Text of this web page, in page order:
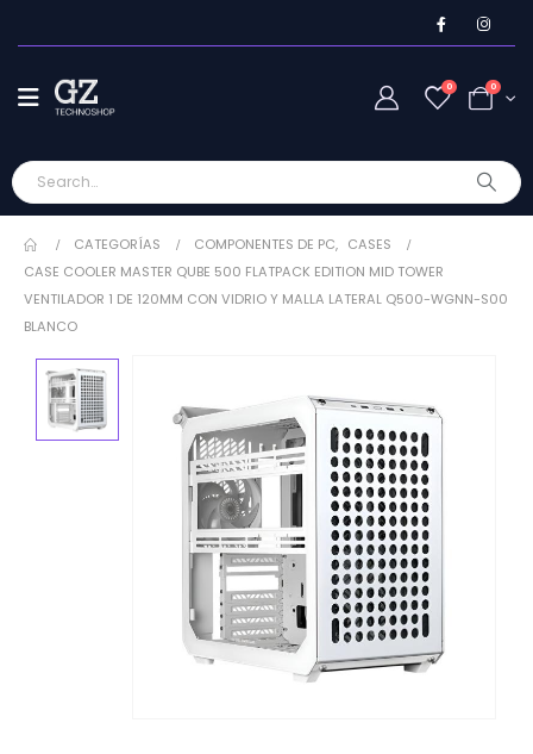
0 0
CATEGORÍAS COMPONENTES DE PC, CASES
CASE COOLER MASTER QUBE 500 FLATPACK EDITION MID TOWER
VENTILADOR 1 DE 120MM CON VIDRIO Y MALLA LATERAL Q500-WGNN-S00
BLANCO